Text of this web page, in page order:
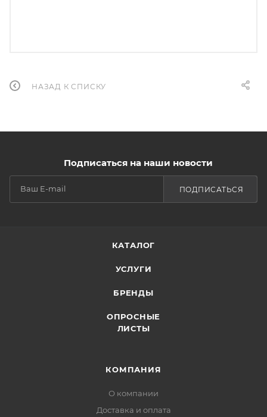
НАЗАД К СПИСКУ
Подписаться на наши новости
ПОДПИСАТЬСЯ
КАТАЛОГ
УСЛУГИ
БРЕНДЫ
ОПРОСНЫЕ
ЛИСТЫ
КОМПАНИЯ
О компании
Доставка и оплата